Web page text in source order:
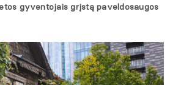
gyventojais grįstą paveldosaugos